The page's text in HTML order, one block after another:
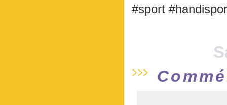
#sport